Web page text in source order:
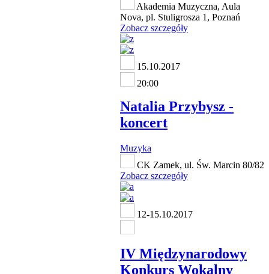
Akademia Muzyczna, Aula
Nova, pl. Stuligrosza 1, Poznań
Zobacz szczegóły
15.10.2017
20:00
Natalia Przybysz -
koncert
Muzyka
CK Zamek, ul. Św. Marcin 80/82
Zobacz szczegóły
12-15.10.2017
IV Międzynarodowy
Konkurs Wokalny